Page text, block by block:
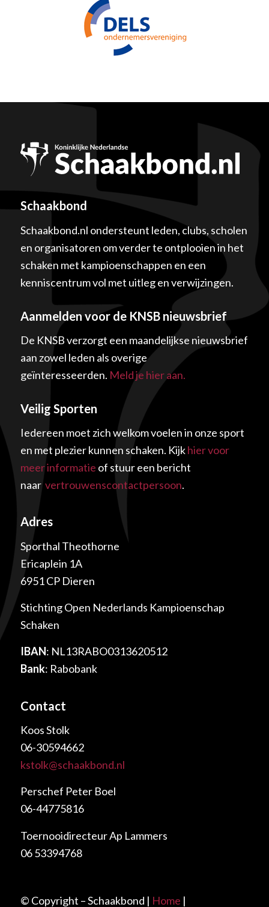
Schaakbond
Schaakbond.nl ondersteunt leden, clubs, scholen
en organisatoren om verder te ontplooien in het
schaken met kampioenschappen en een
kenniscentrum vol met uitleg en verwijzingen.
Aanmelden voor de KNSB nieuwsbrief
De KNSB verzorgt een maandelijkse nieuwsbrief
aan zowel leden als overige
geïnteresseerden. Meld je hier aan.
Veilig Sporten
Iedereen moet zich welkom voelen in onze sport
en met plezier kunnen schaken. Kijkhier voor
meer informatie of stuur een bericht
naarvertrouwenscontactpersoon.
Adres
Sporthal Theothorne
Ericaplein 1A
6951 CP Dieren
Stichting Open Nederlands Kampioenschap
Schaken
IBAN: NL13RABO0313620512
Bank: Rabobank
Contact
Koos Stolk
06-30594662
kstolk@schaakbond.nl
Perschef Peter Boel
06-44775816
Toernooidirecteur Ap Lammers
06 53394768
© Copyright – Schaakbond | Home |